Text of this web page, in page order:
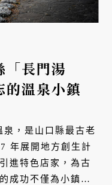
「長門湯
的溫泉小鎮
，是山口縣最古老
年展開地方創生計
進特色店家，為古
成功不僅為小鎮贏